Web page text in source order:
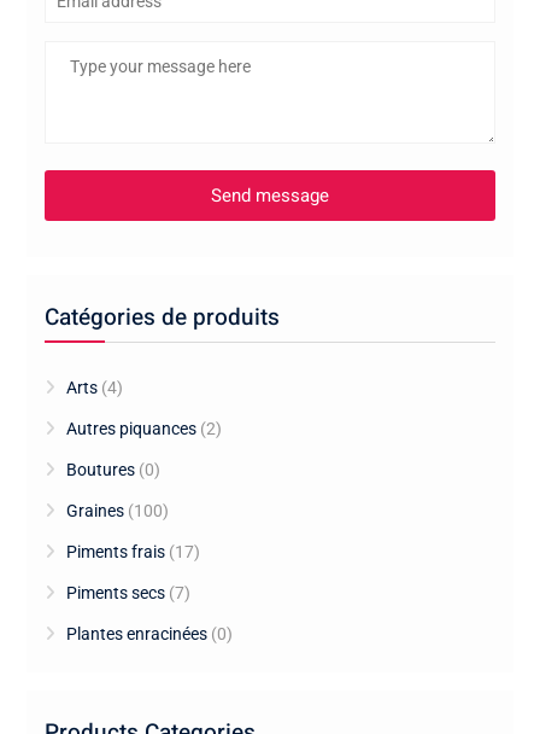
Catégories de produits
Arts (4)
Autres piquances (2)
Boutures (0)
Graines (100)
Piments frais (17)
Piments secs (7)
Plantes enracinées (0)